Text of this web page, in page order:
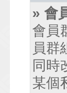
» 會
會員
員群
同時
某個